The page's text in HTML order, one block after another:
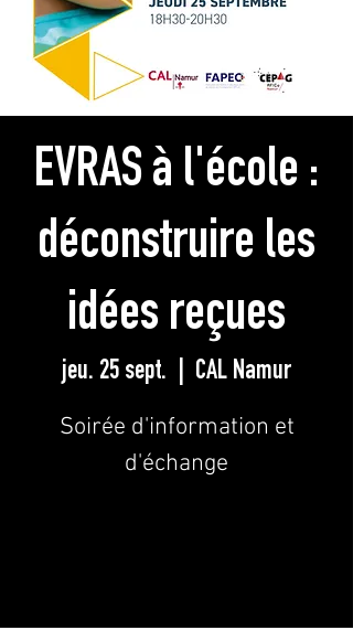
EVRAS à l'école :
déconstruire les
idées reçues
jeu. 25 sept. CAL Namur
Soirée d'information et
d'échange